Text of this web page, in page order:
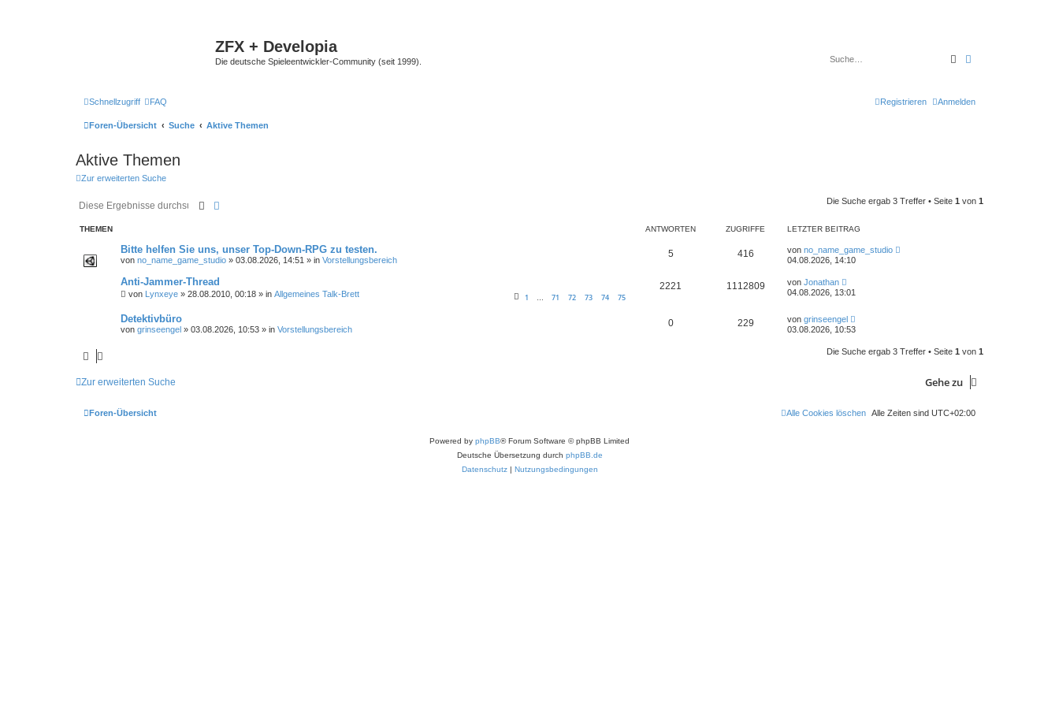
ZFX + Developia
Die deutsche Spieleentwickler-Community (seit 1999). Suche
Schnellzugriff FAQ Anmelden
Registrieren
Foren-Übersicht Suche Aktive Themen
Aktive Themen
Zur erweiterten Suche
Suche Die Suche ergab 3 Treffer • Seite 1 von 1
THEMEN ANTWORTEN ZUGRIFFE LETZTER BEITRAG
Bitte helfen Sie uns, unser Top-Down-RPG zu testen.
von no_name_game_studio » 03.08.2026, 14:51 » in Vorstellungsbereich
5 416 von no_name_game_studio
04.08.2026, 14:10
Anti-Jammer-Thread
von Lynxeye » 28.08.2010, 00:18 » in Allgemeines Talk-Brett 1 … 71 72 73 74 75
2221 1112809 von Jonathan
04.08.2026, 13:01
Detektivbüro
von grinseengel » 03.08.2026, 10:53 » in Vorstellungsbereich
0 229 von grinseengel
03.08.2026, 10:53
Die Suche ergab 3 Treffer • Seite 1 von 1
Zur erweiterten Suche Gehe zu
Foren-Übersicht Alle Zeiten sind UTC+02:00
Alle Cookies löschen
Powered by phpBB® Forum Software © phpBB Limited
Deutsche Übersetzung durch phpBB.de
Datenschutz| Nutzungsbedingungen